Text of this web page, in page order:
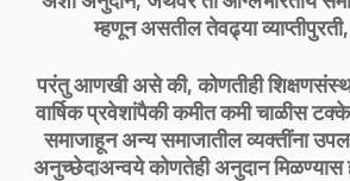
म्हणून असतील तेवढ्या
परंतु आणखी असे की, कोणतीही शिक्षणसंस्था,
वार्षिक प्रवेशांपैकी कमीत कमी चाळीस
समाजाहून अन्य समाजातील व्यक्तींना
अनुच्छेदाअन्वये कोणतेही अनुदान मिळण्यास